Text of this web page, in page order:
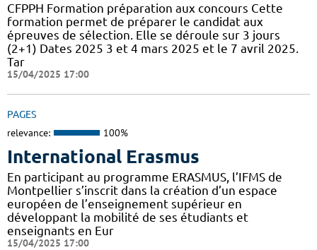
CFPPH Formation préparation aux concours Cette
formation permet de préparer le candidat aux
épreuves de sélection. Elle se déroule sur 3 jours
(2+1) Dates 2025 3 et 4 mars 2025 et le 7 avril 2025.
Tar
15/04/2025 17:00
PAGES
relevance: 100%
International Erasmus
En participant au programme ERASMUS, l’IFMS de
Montpellier s’inscrit dans la création d’un espace
européen de l’enseignement supérieur en
développant la mobilité de ses étudiants et
enseignants en Eur
15/04/2025 17:00